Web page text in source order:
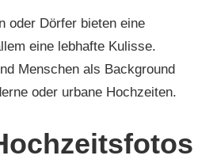
oder Dörfer bieten eine
eine lebhafte Kulisse.
Menschen als Background
oder urbane Hochzeiten.